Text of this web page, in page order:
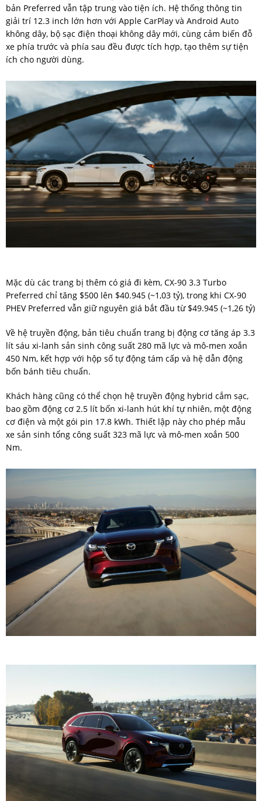
bản Preferred vẫn tập trung vào tiện ích. Hệ thống thông tin
giải trí 12.3 inch lớn hơn với Apple CarPlay và Android Auto
không dây, bộ sạc điện thoại không dây mới, cùng cảm biến đỗ
xe phía trước và phía sau đều được tích hợp, tạo thêm sự tiện
ích cho người dùng.
Mặc dù các trang bị thêm có giá đi kèm, CX-90 3.3 Turbo
Preferred chỉ tăng $500 lên $40.945 (~1,03 tỷ), trong khi CX-90
PHEV Preferred vẫn giữ nguyên giá bắt đầu từ $49.945 (~1,26 tỷ)
Về hệ truyền động, bản tiêu chuẩn trang bị động cơ tăng áp 3.3
lít sáu xi-lanh sản sinh công suất 280 mã lực và mô-men xoắn
450 Nm, kết hợp với hộp số tự động tám cấp và hệ dẫn động
bốn bánh tiêu chuẩn.
Khách hàng cũng có thể chọn hệ truyền động hybrid cắm sạc,
bao gồm động cơ 2.5 lít bốn xi-lanh hút khí tự nhiên, một động
cơ điện và một gói pin 17.8 kWh. Thiết lập này cho phép mẫu
xe sản sinh tổng công suất 323 mã lực và mô-men xoắn 500
Nm.